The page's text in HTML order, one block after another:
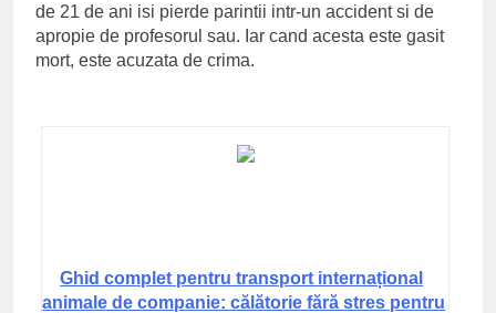
de 21 de ani isi pierde parintii intr-un accident si de
apropie de profesorul sau. Iar cand acesta este gasit
mort, este acuzata de crima.
Ghid complet pentru transport internațional
animale de companie: călătorie fără stres pentru